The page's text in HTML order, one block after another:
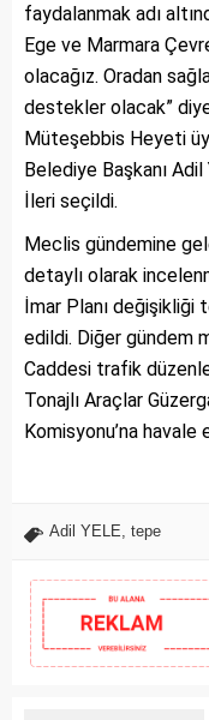
faydalanmak adı
Ege ve Marmara
olacağız. Oradan
destekler olacak”
Müteşebbis Heyeti
Belediye Başkanı
İleri seçildi.
Meclis gündemine
detaylı olarak
İmar Planı değişikliği
edildi. Diğer gündem
Caddesi trafik
Tonajlı Araçlar
Komisyonu’na havale
Adil YELE tepe